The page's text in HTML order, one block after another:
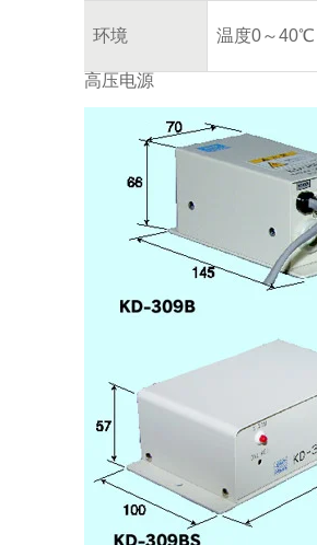
环境 温度0～40℃
高压电源